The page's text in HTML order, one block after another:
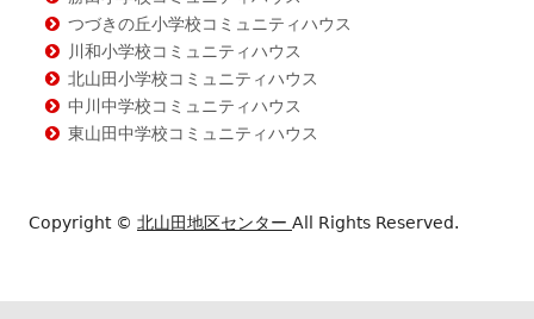
つづきの丘小学校コミュニティハウス
川和小学校コミュニティハウス
北山田小学校コミュニティハウス
中川中学校コミュニティハウス
東山田中学校コミュニティハウス
Copyright © 北山田地区センター All Rights Reserved.